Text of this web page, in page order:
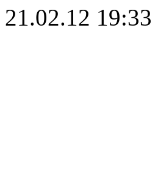
21.02.12 19:33